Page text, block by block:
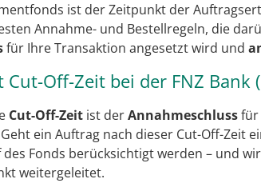
ist der Zeitpunkt der
Annahme- und Bestellregeln, die
für Ihre Transaktion angesetzt wird und
Cut-Off-Zeit bei der FNZ Bank
Cut-Off-Zeit ist derAnnahmeschlussfür
ein Auftrag nach dieser Cut-Off-Zeit
Fonds berücksichtigt werden – und
weitergeleitet.